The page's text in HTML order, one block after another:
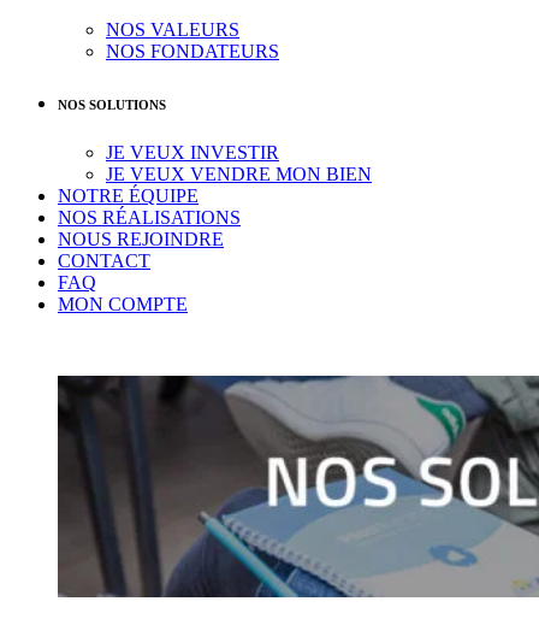
NOS VALEURS
NOS FONDATEURS
NOS SOLUTIONS
JE VEUX INVESTIR
JE VEUX VENDRE MON BIEN
NOTRE ÉQUIPE
NOS RÉALISATIONS
NOUS REJOINDRE
CONTACT
FAQ
MON COMPTE